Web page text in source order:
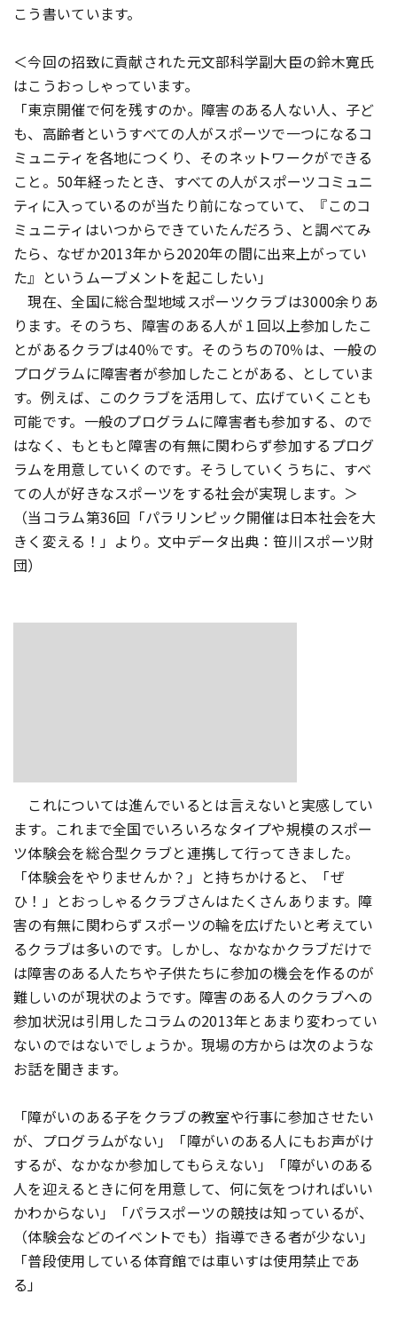
こう書いています。
＜今回の招致に貢献された元文部科学副大臣の鈴木寛氏
はこうおっしゃっています。
「東京開催で何を残すのか。障害のある人ない人、子ど
も、高齢者というすべての人がスポーツで一つになるコ
ミュニティを各地につくり、そのネットワークができる
こと。50年経ったとき、すべての人がスポーツコミュニ
ティに入っているのが当たり前になっていて、『このコ
ミュニティはいつからできていたんだろう、と調べてみ
たら、なぜか2013年から2020年の間に出来上がってい
た』というムーブメントを起こしたい」
現在、全国に総合型地域スポーツクラブは3000余りあ
ります。そのうち、障害のある人が１回以上参加したこ
とがあるクラブは40％です。そのうちの70％は、一般の
プログラムに障害者が参加したことがある、としていま
す。例えば、このクラブを活用して、広げていくことも
可能です。一般のプログラムに障害者も参加する、ので
はなく、もともと障害の有無に関わらず参加するプログ
ラムを用意していくのです。そうしていくうちに、すべ
ての人が好きなスポーツをする社会が実現します。＞
（当コラム第36回「パラリンピック開催は日本社会を大
きく変える！」より。文中データ出典：笹川スポーツ財
団）
これについては進んでいるとは言えないと実感してい
ます。これまで全国でいろいろなタイプや規模のスポー
ツ体験会を総合型クラブと連携して行ってきました。
「体験会をやりませんか？」と持ちかけると、「ぜ
ひ！」とおっしゃるクラブさんはたくさんあります。障
害の有無に関わらずスポーツの輪を広げたいと考えてい
るクラブは多いのです。しかし、なかなかクラブだけで
は障害のある人たちや子供たちに参加の機会を作るのが
難しいのが現状のようです。障害のある人のクラブへの
参加状況は引用したコラムの2013年とあまり変わってい
ないのではないでしょうか。現場の方からは次のような
お話を聞きます。
「障がいのある子をクラブの教室や行事に参加させたい
が、プログラムがない」「障がいのある人にもお声がけ
するが、なかなか参加してもらえない」「障がいのある
人を迎えるときに何を用意して、何に気をつければいい
かわからない」「パラスポーツの競技は知っているが、
（体験会などのイベントでも）指導できる者が少ない」
「普段使用している体育館では車いすは使用禁止であ
る」